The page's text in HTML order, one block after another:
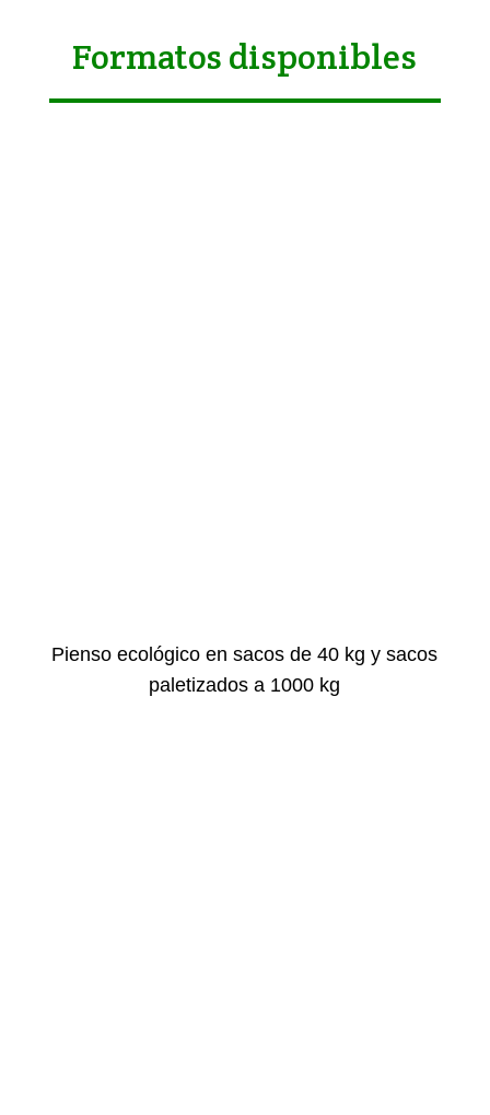
Formatos disponibles
Pienso ecológico en sacos de 40 kg y sacos
paletizados a 1000 kg